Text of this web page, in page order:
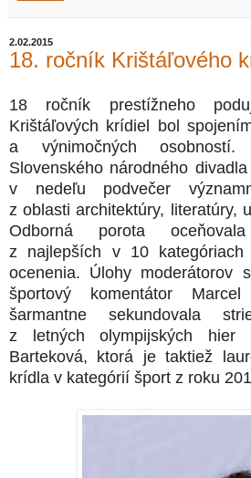
2.02.2015
18. ročník Krištáľového
18 ročník prestížneho
Krištáľových krídiel bol
a výnimočných osobností.
Slovenského národného
v nedeľu podvečer
z oblasti architektúry, literatúry,
Odborná porota
z najlepších v 10
ocenenia. Úlohy moderátorov
športový komentátor
šarmantne sekundovala
z letných olympijských hier
Barteková, ktorá je taktiež
krídla v kategórií šport z roku